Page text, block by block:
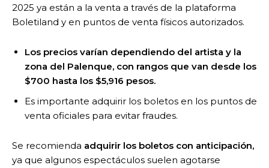
2025 ya están a la venta a través de la plataforma
Boletiland y en puntos de venta físicos autorizados.
Los precios varían dependiendo del artista y la
zona del Palenque, con rangos que van desde los
$700 hasta los $5,916 pesos.
Es importante adquirir los boletos en los puntos de
venta oficiales para evitar fraudes.
Se recomienda adquirir los boletos con anticipación,
ya que algunos espectáculos suelen agotarse